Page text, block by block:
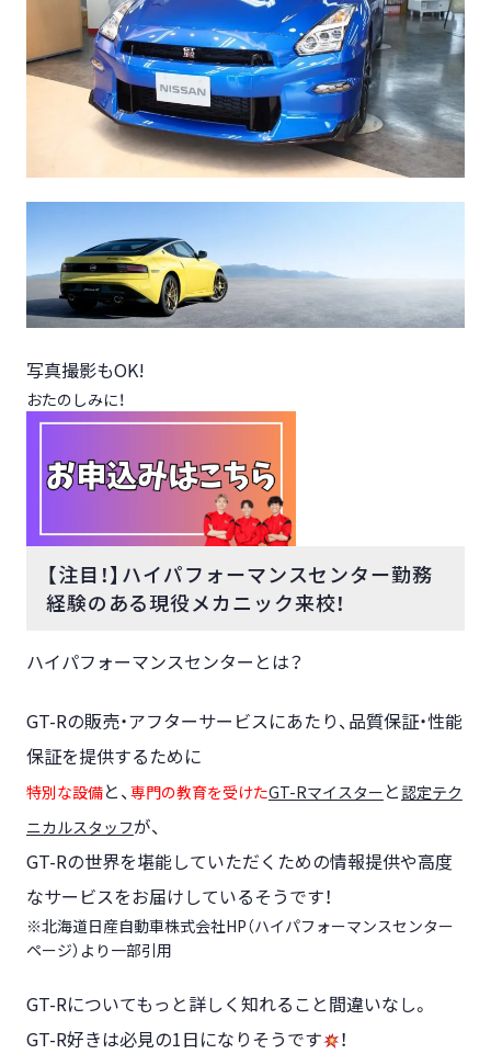
写真撮影もOK!
おたのしみに！
【注目！】ハイパフォーマンスセンター勤務
経験のある現役メカニック来校！
ハイパフォーマンスセンターとは？
GT-Rの販売・アフターサービスにあたり、品質保証・性能
保証を提供するために
特別な設備と、 専門の教育を受けたGT-Rマイスター と 認定テク
ニカルスタッフが、
GT-Rの世界を堪能していただくための情報提供や高度
なサービスをお届けしているそうです！
※北海道日産自動車株式会社HP（ハイパフォーマンスセンター
ページ）より一部引用
GT-Rについてもっと詳しく知れること間違いなし。
GT-R好きは必見の1日になりそうです
！